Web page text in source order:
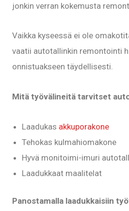
jonkin verran kokemusta
Vaikka kyseessä ei ole
vaatii autotallinkin remontointi
onnistuakseen täydellisesti.
Mitä työvälineitä tarvitset
Laadukas akkuporakone
Tehokas kulmahiomakone
Hyvä monitoimi-imuri
Laadukkaat maalitelat
Panostamalla laadukkaisiin